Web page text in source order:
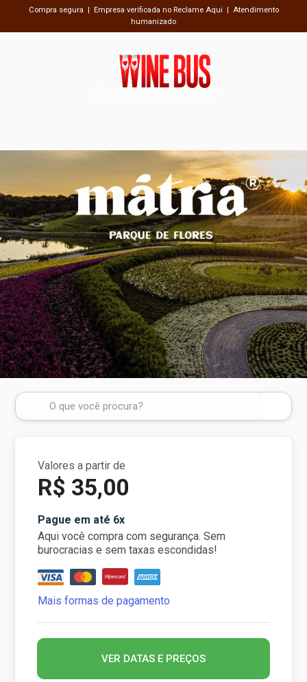
Compra segura | Empresa verificada no Reclame Aqui | Atendimento
humanizado
Passeios Inesquecíveis
Valores a partir de
R$ 35,00
Pague em até 6x
Aqui você compra com segurança. Sem
burocracias e sem taxas escondidas!
Mais formas de pagamento
VER DATAS E PREÇOS